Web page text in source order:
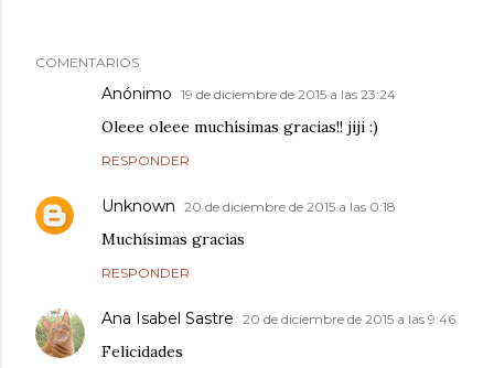
COMENTARIOS
Anónimo 19 de diciembre de 2015 a las 23:24
Oleee oleee muchísimas gracias!! jiji :)
RESPONDER
Unknown 20 de diciembre de 2015 a las 0:18
Muchísimas gracias
RESPONDER
Ana Isabel Sastre 20 de diciembre de 2015 a las 9:46
Felicidades